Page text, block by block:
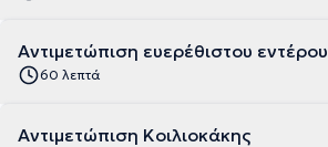
Αντιμετώπιση ευερέθιστου εντέρου
60 λεπτά
Αντιμετώπιση Κοιλιοκάκης